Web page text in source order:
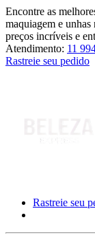
Encontre as
maquiagem e
preços incríveis e
Atendimento: 11
Rastreie seu pedido
Rastreie seu